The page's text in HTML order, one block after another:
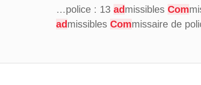
…police : 13 ad missibles Com
ad missibles Commissaire de